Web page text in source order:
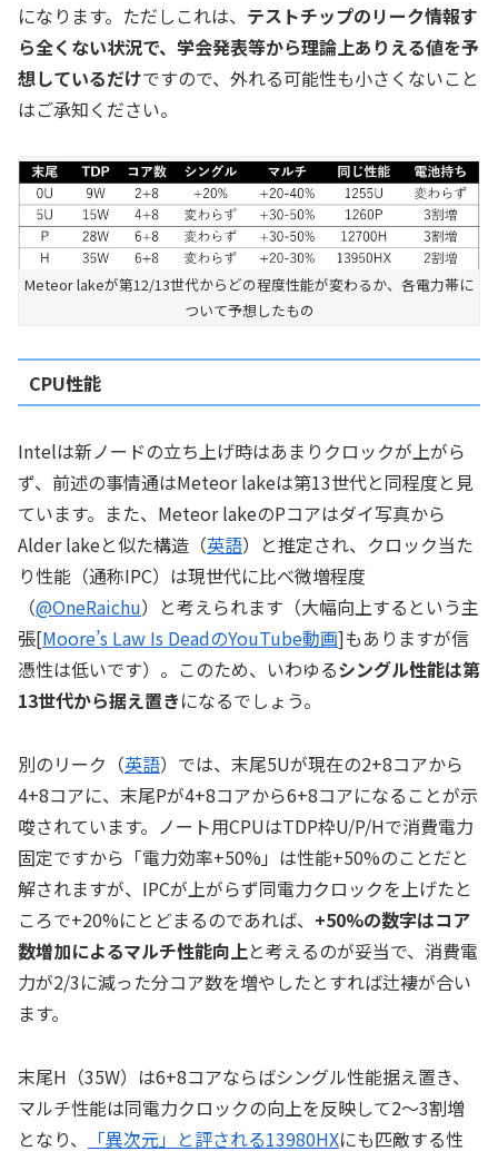
になります。ただしこれは、 テストチップのリーク情報す
ら全くない状況で、学会発表等から理論上ありえる値を予
想しているだけですので、外れる可能性も小さくないこと
はご承知ください。
Meteor lakeが第12/13世代からどの程度性能が変わるか、各電力帯に
ついて予想したもの
CPU性能
Intelは新ノードの立ち上げ時はあまりクロックが上がら
ず、前述の事情通はMeteor lakeは第13世代と同程度と見
ています。また、Meteor lakeのPコアはダイ写真から
Alder lakeと似た構造（英語）と推定され、クロック当た
り性能（通称IPC）は現世代に比べ微増程度
（@OneRaichu）と考えられます（大幅向上するという主
張[Moore’s Law Is DeadのYouTube動画]もありますが信
憑性は低いです）。このため、いわゆるシングル性能は第
13世代から据え置きになるでしょう。
別のリーク（英語）では、末尾5Uが現在の2+8コアから
4+8コアに、末尾Pが4+8コアから6+8コアになることが示
唆されています。ノート用CPUはTDP枠U/P/Hで消費電力
固定ですから「電力効率+50%」は性能+50%のことだと
解されますが、IPCが上がらず同電力クロックを上げたと
ころで+20%にとどまるのであれば、 +50%の数字はコア
数増加によるマルチ性能向上と考えるのが妥当で、消費電
力が2/3に減った分コア数を増やしたとすれば辻褄が合い
ます。
末尾H（35W）は6+8コアならばシングル性能据え置き、
マルチ性能は同電力クロックの向上を反映して2～3割増
となり、
「異次元」と評される13980HXにも匹敵する性